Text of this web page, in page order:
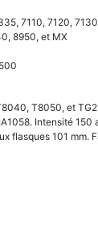
7110, 7120,
8950, et MX
T8050, et
Intensité 150
flasques 101 mm.